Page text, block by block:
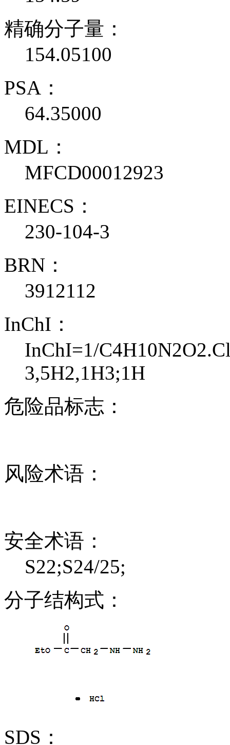
精确分子量：
154.05100
PSA：
64.35000
MDL：
MFCD00012923
EINECS：
230-104-3
BRN：
3912112
InChI：
InChI=1/
3,5H2,1H3;1H
危险品标志：
风险术语：
安全术语：
S22;S24/25;
分子结构式：
SDS：